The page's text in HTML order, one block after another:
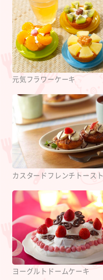
元気フラワーケーキ
カスタードフレンチトースト
ヨーグルトドームケーキ